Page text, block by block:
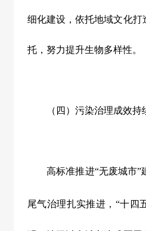
细化建设，依托地域文化
托，努力提升生物多样性。
（四）污染治理成效持
高标准推进“无废城市”
尾气治理扎实推进， “十四